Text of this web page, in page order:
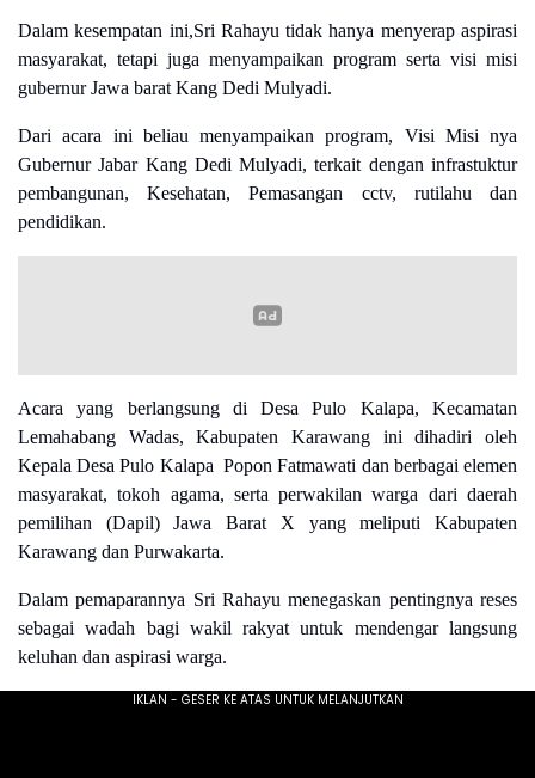
Dalam kesempatan ini,Sri Rahayutidak hanya menyerap aspirasi
masyarakat, tetapi juga menyampaikan program serta visi misi
gubernur Jawa barat Kang Dedi Mulyadi.
Dari acara ini beliau menyampaikan program, Visi Misi nya
Gubernur Jabar Kang Dedi Mulyadi, terkait dengan infrastuktur
pembangunan, Kesehatan, Pemasangan cctv, rutilahu dan
pendidikan.
Acara yang berlangsung di Desa Pulo Kalapa, Kecamatan
Lemahabang Wadas, Kabupaten Karawang ini dihadiri oleh
Kepala Desa Pulo Kalapa Popon Fatmawati dan berbagai elemen
masyarakat, tokoh agama, serta perwakilan warga dari daerah
pemilihan (Dapil) Jawa Barat X yang meliputi Kabupaten
Karawang dan Purwakarta.
Dalam pemaparannya Sri Rahayu menegaskan pentingnya reses
sebagai wadah bagi wakil rakyat untuk mendengar langsung
keluhan dan aspirasi warga.